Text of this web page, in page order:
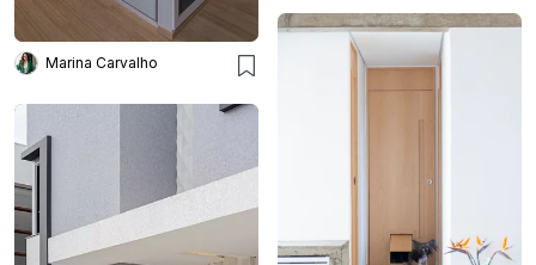
Marina Carvalho